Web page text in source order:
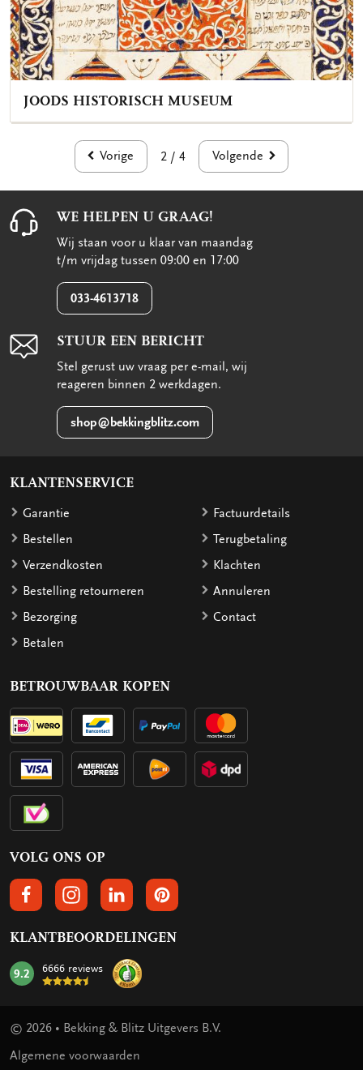
JOODS HISTORISCH MUSEUM
Vorige 2 / 4 Volgende
WE HELPEN U GRAAG!
Wij staan voor u klaar van maandag
t/m vrijdag tussen 09:00 en 17:00
033-4613718
STUUR EEN BERICHT
Stel gerust uw vraag per e-mail, wij
reageren binnen 2 werkdagen.
shop@bekkingblitz.com
KLANTENSERVICE
Garantie
Bestellen
Verzendkosten
Bestelling retourneren
Bezorging
Betalen
Factuurdetails
Terugbetaling
Klachten
Annuleren
Contact
BETROUWBAAR KOPEN
VOLG ONS OP
VOLGS ONS OP FACEBOOK
VOLG ONS OP INSTAGRAM
VOLG ONS OP LINKEDIN
VOLG ONS OP PINTEREST
KLANTBEOORDELINGEN
mark:
9.2 6666 reviews
© 2026 • Bekking & Blitz Uitgevers B.V.
Algemene voorwaarden